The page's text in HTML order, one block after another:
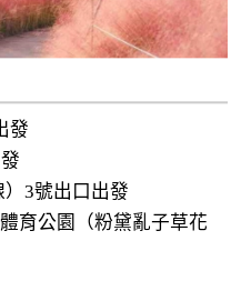
發
）3號出口出發
育公園（粉黛亂子草花